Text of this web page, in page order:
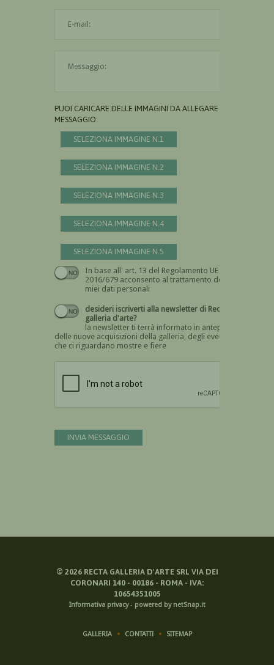
PUOI CARICARE DELLE IMMAGINI DA ALLEGARE AL
MESSAGGIO:
SELEZIONA IMMAGINE N.1
SELEZIONA IMMAGINE N.2
SELEZIONA IMMAGINE N.3
SELEZIONA IMMAGINE N.4
SELEZIONA IMMAGINE N.5
In base all' art. 13 del Regolamento UE n.
2016/679 acconsento al trattamento dei
miei dati personali
Devi dare il consenso
desideri iscriverti alla newsletter di Recta
galleria d'arte?
la newsletter ti terrà informato in anteprima
delle nuove acquisizioni della galleria, degli eventi
che ci riguardano mostre e fiere
INVIA MESSAGGIO
© 2026RECTA GALLERIA D'ARTE SRL VIA DEI
CORONARI 140 - 00186 - ROMA - IVA:
10654351005
Informativa privacy- powered by netSnap.it
GALLERIA CONTATTI SITEMAP